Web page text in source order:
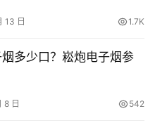
13 日 1.7K
多少口？崧炮电子烟参
8 日 542